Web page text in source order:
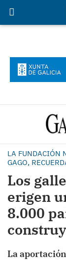
LA FUNDACIÓN
GAGO,
Los
erigen
8.000
La